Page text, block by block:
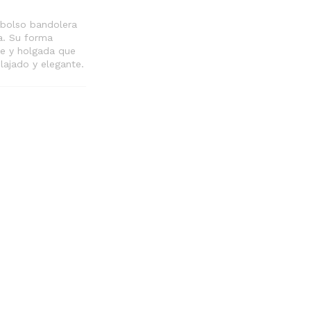
bandolera
Su forma
y holgada que
y elegante.